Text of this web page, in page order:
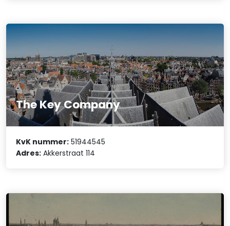
The Key Company
KvK nummer: 51944545
Adres: Akkerstraat 114